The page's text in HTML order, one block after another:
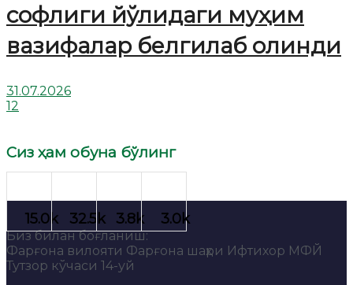
софлиги йўлидаги муҳим
вазифалар белгилаб олинди
31.07.2026
12
Сиз ҳам обуна бўлинг
Биз билан боғланиш:
Фарғона вилояти Фарғона шаҳри Ифтихор МФЙ
Тутзор кўчаси 14-уй